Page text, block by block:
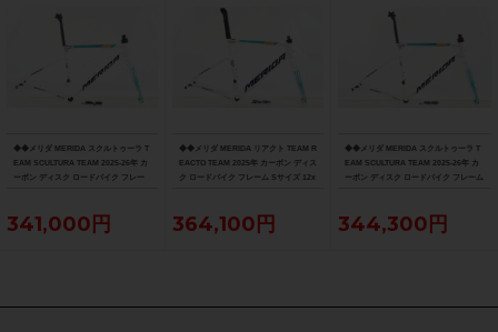
◆◆メリダ MERIDA スクルトゥーラ T
EAM SCULTURA TEAM 2025-26年 カ
ーボン ディスク ロードバイク フレー
341,000円
◆◆メリダ MERIDA リアクト TEAM R
EACTO TEAM 2025年 カーボン ディス
ク ロードバイク フレーム Sサイズ 12x
364,100円
◆◆メリダ MERIDA スクルトゥーラ T
EAM SCULTURA TEAM 2025-26年 カ
ーボン ディスク ロードバイク フレーム
344,300円